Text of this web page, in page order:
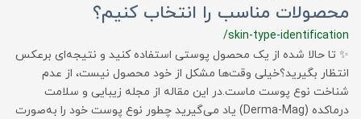
محصولات مناسب را انتخاب کنیم؟
/skin-type-identification
✨ تا حالا شده از یک محصول پوستی استفاده کنید و نتیجه‌ای برعکس
انتظار بگیرید؟خیلی وقت‌ها مشکل از خود محصول نیست، از عدم
شناخت نوع پوست ماست.در این مقاله از مجله زیبایی و سلامت
درماکده (Derma-Mag) یاد می‌گیرید چطور نوع پوست خود را به‌صورت